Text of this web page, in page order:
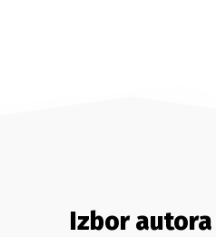
Izbor autora